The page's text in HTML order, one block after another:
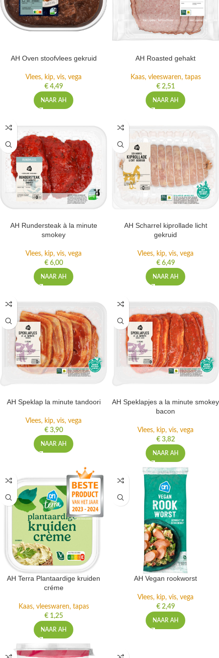
AH Oven stoofvlees gekruid
Vlees, kip, vis, vega
€4,49
NAAR AH
AH Roasted gehakt
Kaas, vleeswaren, tapas
€2,51
NAAR AH
AH Rundersteak à la minute
smokey
Vlees, kip, vis, vega
€6,00
NAAR AH
AH Scharrel kiprollade licht
gekruid
Vlees, kip, vis, vega
€6,49
NAAR AH
AH Speklap la minute tandoori
Vlees, kip, vis, vega
€3,90
NAAR AH
AH Speklapjes a la minute smokey
bacon
Vlees, kip, vis, vega
€3,82
NAAR AH
AH Terra Plantaardige kruiden
créme
Kaas, vleeswaren, tapas
€1,25
NAAR AH
AH Vegan rookworst
Vlees, kip, vis, vega
€2,49
NAAR AH